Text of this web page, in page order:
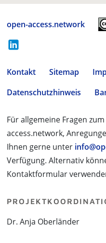
open-access.network
Kontakt Sitemap
Datenschutzhinweis
Für allgemeine Fragen
access.network,
Ihnen gerne unter
Verfügung. Alternativ
Kontaktformular
Dr. Anja Oberländer